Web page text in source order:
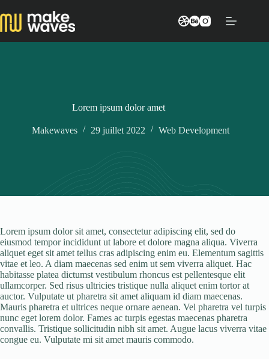
au
contenu
Lorem ipsum dolor amet
Makewaves 29 juillet 2022 Web Development
Lorem ipsum dolor sit amet, consectetur adipiscing elit, sed do
eiusmod tempor incididunt ut labore et dolore magna aliqua. Viverra
aliquet eget sit amet tellus cras adipiscing enim eu. Elementum sagittis
vitae et leo. A diam maecenas sed enim ut sem viverra aliquet. Hac
habitasse platea dictumst vestibulum rhoncus est pellentesque elit
ullamcorper. Sed risus ultricies tristique nulla aliquet enim tortor at
auctor. Vulputate ut pharetra sit amet aliquam id diam maecenas.
Mauris pharetra et ultrices neque ornare aenean. Vel pharetra vel turpis
nunc eget lorem dolor. Fames ac turpis egestas maecenas pharetra
convallis. Tristique sollicitudin nibh sit amet. Augue lacus viverra vitae
congue eu. Vulputate mi sit amet mauris commodo.